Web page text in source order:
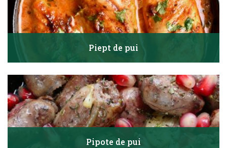
Piept de pui
Pipote de pui